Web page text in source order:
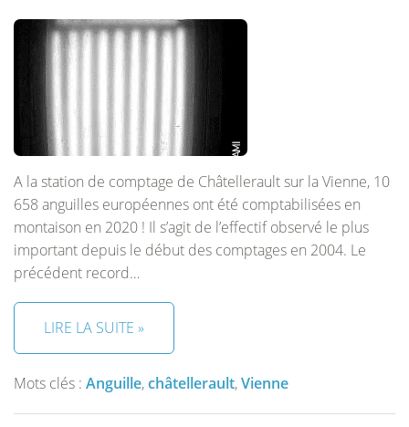
A la station de comptage de Châtellerault sur la Vienne, 10
658 anguilles européennes ont été comptabilisées en
montaison en 2020 ! Il s’agit de l’effectif observé le plus
important depuis le début des comptages en 2004. Le
précédent record…
LIRE LA SUITE »
Mots clés : Anguille,châtellerault,Vienne